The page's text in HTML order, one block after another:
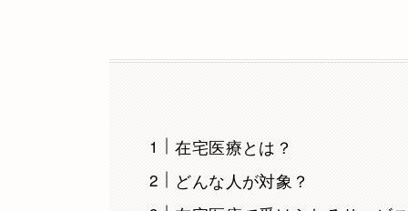
在宅医療とは？
どんな人が対象？